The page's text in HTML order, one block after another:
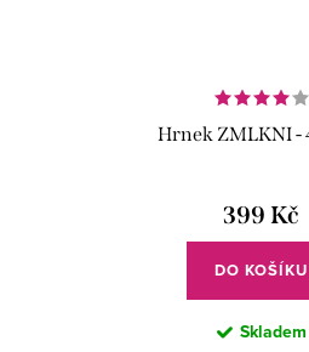
Hrnek ZMLKNI -
399 Kč
DO KOŠÍKU
Skladem